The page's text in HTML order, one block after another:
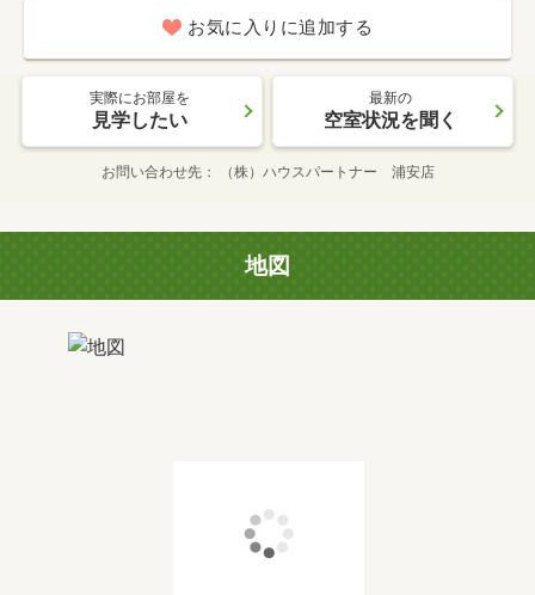
お気に入りに追加する
実際にお部屋を
見学したい
最新の
空室状況を聞く
お問い合わせ先 （株）ハウスパートナー 浦安店
地図